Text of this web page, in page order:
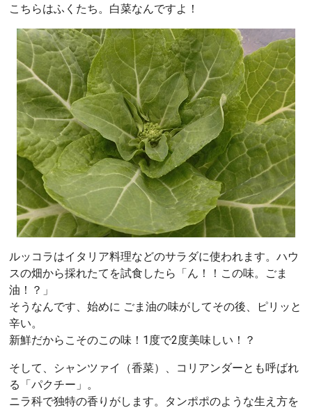
こちらはふくたち。白菜なんですよ！
ルッコラはイタリア料理などのサラダに使われます。ハウ
スの畑から採れたてを試食したら「ん！！この味。ごま
油！？」
そうなんです、始めに ごま油の味がしてその後、ピリッと
辛い。
新鮮だからこそのこの味！1度で2度美味しい！？
そして、シャンツァイ（香菜）、コリアンダーとも呼ばれ
る「パクチー」。
ニラ科で独特の香りがします。タンポポのような生え方を